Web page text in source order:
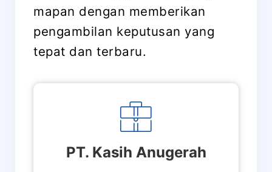
mapan dengan memberikan
pengambilan keputusan yang
tepat dan terbaru.
PT. Kasih Anugerah